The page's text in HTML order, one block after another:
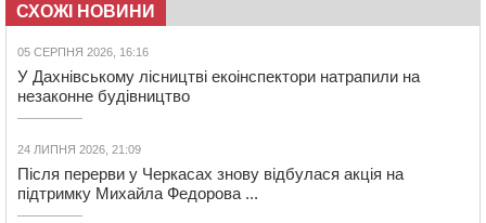
СХОЖІ НОВИНИ
05 СЕРПНЯ 2026, 16:16
У Дахнівському лісництві екоінспектори натрапили на
незаконне будівництво
24 ЛИПНЯ 2026, 21:09
Після перерви у Черкасах знову відбулася акція на
підтримку Михайла Федорова ...